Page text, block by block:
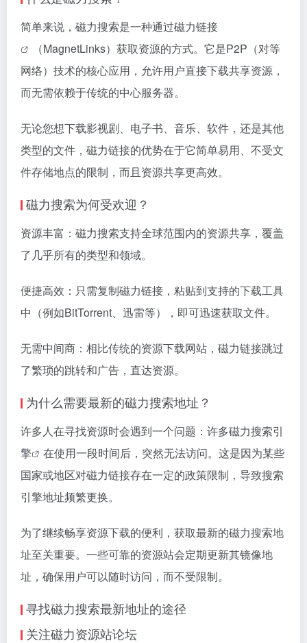
简单来说，磁力搜索是一种通过磁力链接
（MagnetLinks）获取资源的方式。它是P2P（对等
网络）技术的核心应用，允许用户直接下载共享资源，
而无需依赖于传统的中心服务器。
无论您想下载影视剧、电子书、音乐、软件，还是其他
类型的文件， 磁力链接的优势在于它简单易用、不受文
件存储地点的限制，而且资源共享更高效。
磁力搜索为何受欢迎？
资源丰富：磁力搜索支持全球范围内的资源共享，覆盖
了几乎所有的类型和领域。
便捷高效：只需复制磁力链接 ，粘贴到支持的下载工具
中（例如BitTorrent、迅雷等），即可迅速获取文件。
无需中间商：相比传统的资源下载网站，磁力链接跳过
了繁琐的跳转和广告，直达资源。
为什么需要最新的磁力搜索地址？
许多人在寻找资源时会遇到一个问题：许多磁力搜索引
擎
在使用一段时间后，突然无法访问。这是因为某些
国家或地区对磁力链接存在一定的政策限制，导致搜索
引擎地址频繁更换。
为了继续畅享资源下载的便利，获取最新的磁力搜索地
址至关重要。一些可靠的资源站会定期更新其镜像地
址，确保用户可以随时访问，而不受限制。
寻找磁力搜索最新地址的途径
关注磁力资源站论坛